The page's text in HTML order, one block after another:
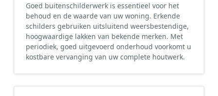
Goed buitenschilderwerk is essentieel voor het
behoud en de waarde van uw woning. Erkende
schilders gebruiken uitsluitend weersbestendige,
hoogwaardige lakken van bekende merken. Met
periodiek, goed uitgevoerd onderhoud voorkomt u
kostbare vervanging van uw complete houtwerk.